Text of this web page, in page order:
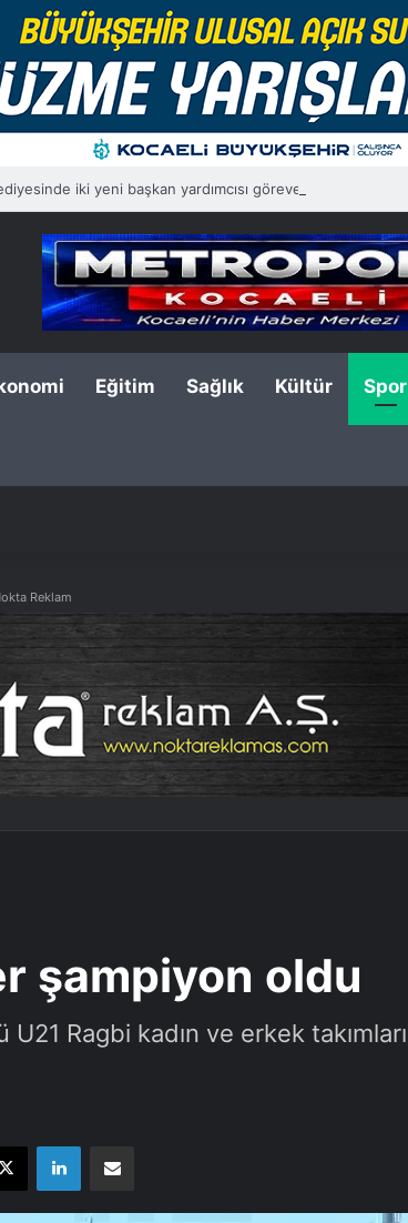
iki yeni başkan yardımcısı göreve başladı
Eğitim Sağlık Kültür Spor
Reklam
şampiyon oldu
Ragbi kadın ve erkek takımları